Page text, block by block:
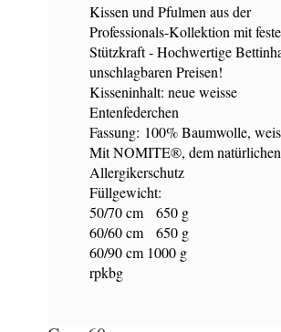
Kissen und Pfulmen aus der
Professionals-Kollektion mit
Stützkraft - Hochwertige
unschlagbaren Preisen!
Kisseninhalt: neue weisse
Entenfederchen
Fassung: 100% Baumwolle,
Mit NOMITE®, dem natürlichen
Allergikerschutz
Füllgewicht:
50/70 cm 650 g
60/60 cm 650 g
60/90 cm 1000 g
rpkbg